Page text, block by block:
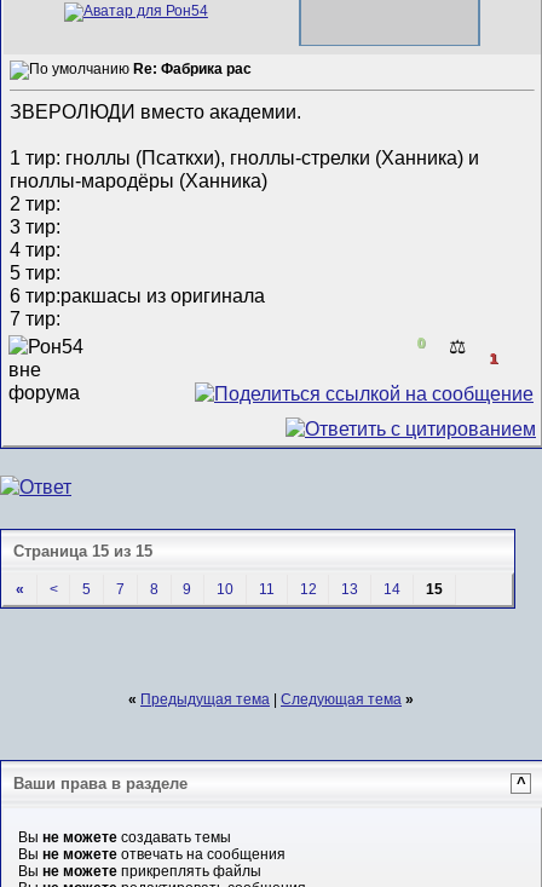
Re: Фабрика рас
ЗВЕРОЛЮДИ вместо академии.
1 тир: гноллы (Псаткхи), гноллы-стрелки (Ханника) и
гноллы-мародёры (Ханника)
2 тир:
3 тир:
4 тир:
5 тир:
6 тир:ракшасы из оригинала
7 тир:
0 ⚖️
1
Страница 15 из 15
« < 5 7 8 9 10 11 12 13 14 15
« Предыдущая тема Следующая тема »
Ваши права в разделе ^
Вы не можетесоздавать темы
Вы не можетеотвечать на сообщения
Вы не можетеприкреплять файлы